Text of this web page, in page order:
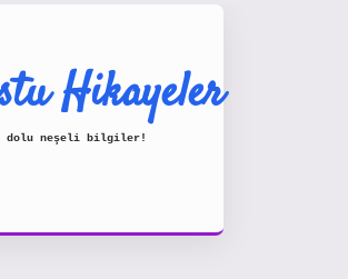
Hikayeler
dolu neşeli bilgiler!